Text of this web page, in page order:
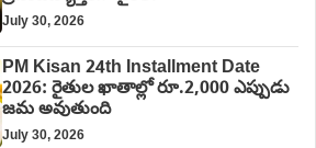
July 30, 2026
PM Kisan 24th Installment Date
2026: రైతుల ఖాతాల్లో రూ.2,000 ఎప్పుడు
జమ అవుతుంది
July 30, 2026